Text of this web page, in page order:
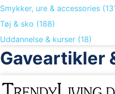
Smykker, ure & accessories
Tøj & sko (188)
Uddannelse & kurser (18)
Gaveartikler